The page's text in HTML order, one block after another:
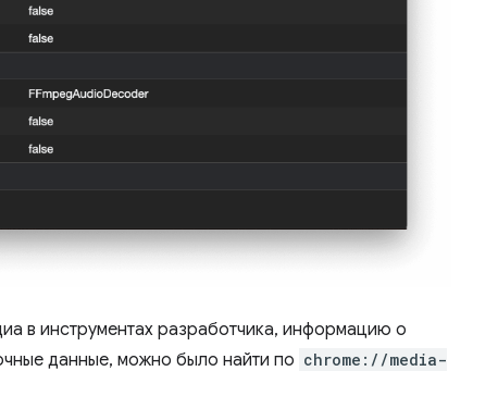
в инструментах разработчика, информацию о
данные, можно было найти по chrome://media-